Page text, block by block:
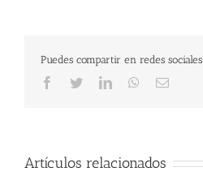
Puedes compartir en redes sociales
Facebook
TwitterLinkedInWhatsApp
Correo
Artículos relacionados